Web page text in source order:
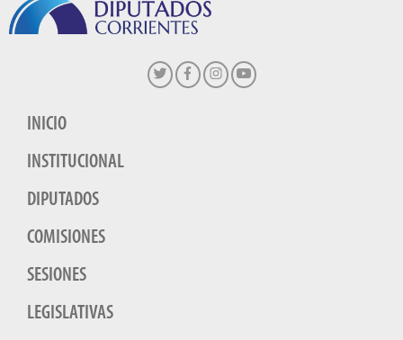
INICIO
INSTITUCIONAL
DIPUTADOS
COMISIONES
SESIONES
LEGISLATIVAS